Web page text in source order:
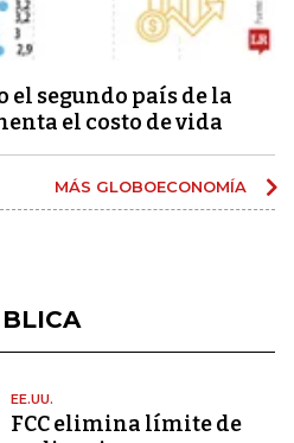
el segundo país de la
el costo de vida
MÁS GLOBOECONOMÍA
EE.UU.
FCC elimina límite de